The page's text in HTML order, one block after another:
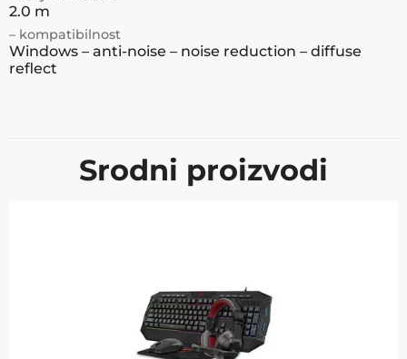
2.0 m
– kompatibilnost
Windows – anti-noise – noise reduction – diffuse
reflect
Srodni proizvodi